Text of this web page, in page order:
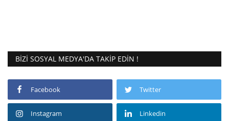
BIZI SOSYAL MEDYA'DA TAKIP EDIN !
Facebook Twitter
Instagram Linkedin